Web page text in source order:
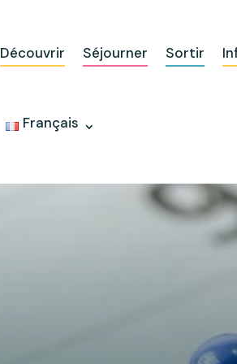
Découvrir Séjourner Sortir
Français